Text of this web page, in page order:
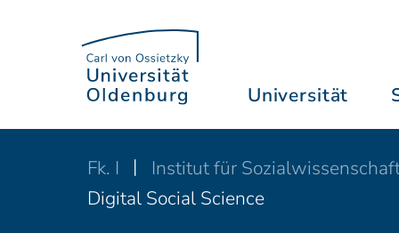
Universität
Fk. I
Institut für
Digital Social Science